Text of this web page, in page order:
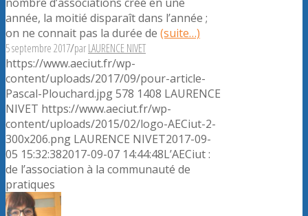
année, la moitié disparaît dans l’année ;
on ne connait pas la durée de (suite…)
5 septembre 2017/parLAURENCE NIVET
https://www.aeciut.fr/wp-
content/uploads/2017/09/pour-article-
Pascal-Plouchard.jpg578 1408 LAURENCE
NIVET https://www.aeciut.fr/wp-
content/uploads/2015/02/logo-AECiut-2-
300x206.png LAURENCE NIVET2017-09-
05 15:32:382017-09-07 14:44:48L’AECiut :
de l’association à la communauté de
pratiques